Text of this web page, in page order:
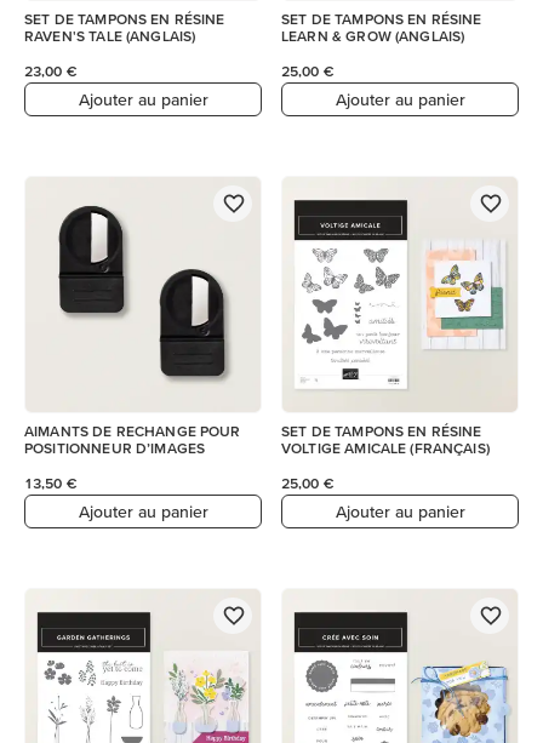
SET DE TAMPONS EN RÉSINE
RAVEN'S TALE (ANGLAIS)
23,00 €
Ajouter au panier
SET DE TAMPONS EN RÉSINE
LEARN & GROW (ANGLAIS)
25,00 €
Ajouter au panier
AIMANTS DE RECHANGE POUR
POSITIONNEUR D’IMAGES
13,50 €
Ajouter au panier
SET DE TAMPONS EN RÉSINE
VOLTIGE AMICALE (FRANÇAIS)
25,00 €
Ajouter au panier